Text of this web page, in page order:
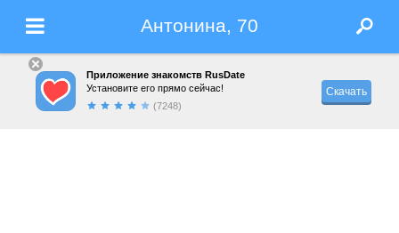
Антонина, 70
Приложение знакомств RusDate
Установите его прямо сейчас!
(7248)
Скачать